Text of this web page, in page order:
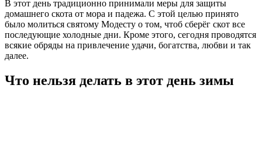
В этот день традиционно принимали меры для защиты
домашнего скота от мора и падежа. С этой целью принято
было молиться святому Модесту о том, чтоб сберёг скот все
последующие холодные дни. Кроме этого, сегодня проводятся
всякие обряды на привлечение удачи, богатства, любви и так
далее.
Что нельзя делать в этот день зимы